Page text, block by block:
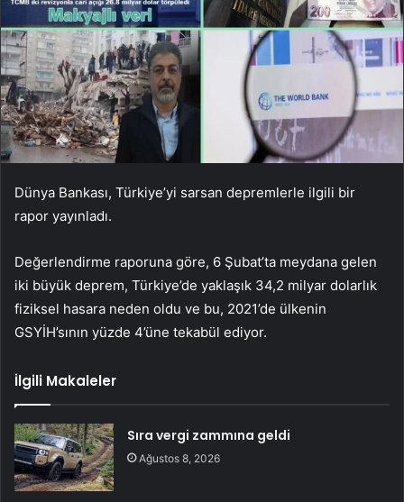
Dünya Bankası, Türkiye’yi sarsan depremlerle ilgili bir
rapor yayınladı.
Değerlendirme raporuna göre, 6 Şubat’ta meydana gelen
iki büyük deprem, Türkiye’de yaklaşık 34,2 milyar dolarlık
fiziksel hasara neden oldu ve bu, 2021’de ülkenin
GSYİH’sının yüzde 4’üne tekabül ediyor.
İlgili Makaleler
Sıra vergi zammına geldi
Ağustos 8, 2026